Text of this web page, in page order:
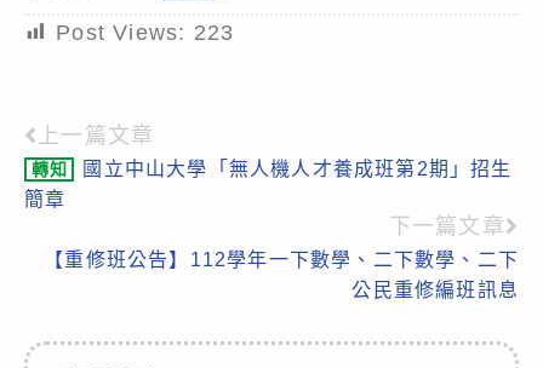
Post Views: 223
Read
more
上一篇文章
轉知
國立中山大學「無人機人才養成班第2期」招生
簡章
下一篇文章
【重修班公告】112學年一下數學、二下數學、二下
公民重修編班訊息